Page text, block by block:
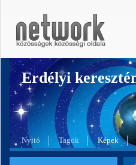
Erdélyi
Nyitó Tagok Képek